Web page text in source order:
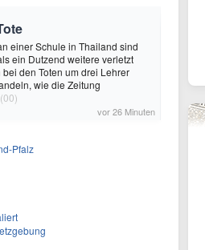
einer Schule in Thailand sind
ein Dutzend weitere verletzt
den Toten um drei Lehrer
wie die Zeitung
(00)
vor 26 Minuten
Pfalz